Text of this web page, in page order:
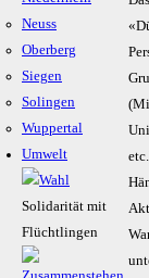
Neuss
Oberberg
Siegen
Solingen
Wuppertal
Umwelt
Solidarität mit
Flüchtlingen